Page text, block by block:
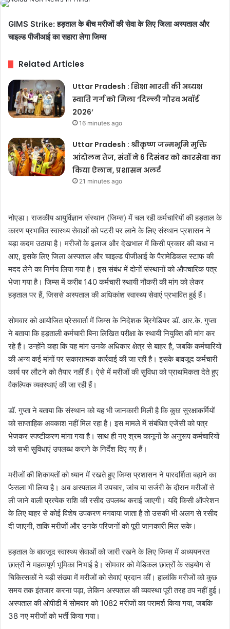
GIMS Strike: हड़ताल के बीच मरीजों की सेवा के लिए जिला अस्पताल और
चाइल्ड पीजीआई का सहारा लेगा जिम्स
Related Articles
Uttar Pradesh : शिक्षा भारती की अध्यक्ष
स्वाति गर्ग को मिला ‘दिल्ली गौरव अवॉर्ड
2026’
16 minutes ago
Uttar Pradesh : श्रीकृष्ण जन्मभूमि मुक्ति
आंदोलन तेज, संतों ने 6 दिसंबर को कारसेवा का
किया ऐलान, प्रशासन अलर्ट
21 minutes ago
नोएडा। राजकीय आयुर्विज्ञान संस्थान (जिम्स) में चल रही कर्मचारियों की हड़ताल के
कारण प्रभावित स्वास्थ्य सेवाओं को पटरी पर लाने के लिए संस्थान प्रशासन ने
बड़ा कदम उठाया है। मरीजों के इलाज और देखभाल में किसी प्रकार की बाधा न
आए, इसके लिए जिला अस्पताल और चाइल्ड पीजीआई के पैरामेडिकल स्टाफ की
मदद लेने का निर्णय लिया गया है। इस संबंध में दोनों संस्थानों को औपचारिक पत्र
भेजा गया है। जिम्स में करीब 140 कर्मचारी स्थायी नौकरी की मांग को लेकर
हड़ताल पर हैं, जिससे अस्पताल की अधिकांश स्वास्थ्य सेवाएं प्रभावित हुई हैं।
सोमवार को आयोजित प्रेसवार्ता में जिम्स के निदेशक ब्रिगेडियर डॉ. आर.के. गुप्ता
ने बताया कि हड़ताली कर्मचारी बिना लिखित परीक्षा के स्थायी नियुक्ति की मांग कर
रहे हैं। उन्होंने कहा कि यह मांग उनके अधिकार क्षेत्र से बाहर है, जबकि कर्मचारियों
की अन्य कई मांगों पर सकारात्मक कार्रवाई की जा रही है। इसके बावजूद कर्मचारी
कार्य पर लौटने को तैयार नहीं हैं। ऐसे में मरीजों की सुविधा को प्राथमिकता देते हुए
वैकल्पिक व्यवस्थाएं की जा रही हैं।
डॉ. गुप्ता ने बताया कि संस्थान को यह भी जानकारी मिली है कि कुछ सुरक्षाकर्मियों
को साप्ताहिक अवकाश नहीं मिल रहा है। इस मामले में संबंधित एजेंसी को पत्र
भेजकर स्पष्टीकरण मांगा गया है। साथ ही नए श्रम कानूनों के अनुरूप कर्मचारियों
को सभी सुविधाएं उपलब्ध कराने के निर्देश दिए गए हैं।
मरीजों की शिकायतों को ध्यान में रखते हुए जिम्स प्रशासन ने पारदर्शिता बढ़ाने का
फैसला भी लिया है। अब अस्पताल में उपचार, जांच या सर्जरी के दौरान मरीजों से
ली जाने वाली प्रत्येक राशि की रसीद उपलब्ध कराई जाएगी। यदि किसी ऑपरेशन
के लिए बाहर से कोई विशेष उपकरण मंगवाया जाता है तो उसकी भी अलग से रसीद
दी जाएगी, ताकि मरीजों और उनके परिजनों को पूरी जानकारी मिल सके।
हड़ताल के बावजूद स्वास्थ्य सेवाओं को जारी रखने के लिए जिम्स में अध्ययनरत
छात्रों ने महत्वपूर्ण भूमिका निभाई है। सोमवार को मेडिकल छात्रों के सहयोग से
चिकित्सकों ने बड़ी संख्या में मरीजों को सेवाएं प्रदान कीं। हालांकि मरीजों को कुछ
समय तक इंतजार करना पड़ा, लेकिन अस्पताल की व्यवस्था पूरी तरह ठप नहीं हुई।
अस्पताल की ओपीडी में सोमवार को 1082 मरीजों का परामर्श किया गया, जबकि
38 नए मरीजों को भर्ती किया गया।